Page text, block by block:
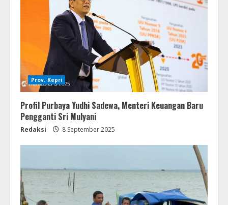
Prov. Kepri
Profil Purbaya Yudhi Sadewa, Menteri Keuangan Baru
Pengganti Sri Mulyani
Redaksi 8 September 2025